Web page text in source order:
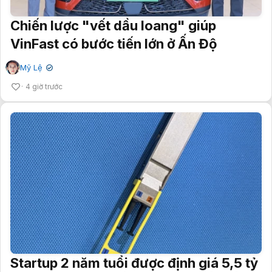
Chiến lược "vết dầu loang" giúp
VinFast có bước tiến lớn ở Ấn Độ
Mỹ Lệ ✔
4 giờ trước
Startup 2 năm tuổi được định giá 5,5 tỷ